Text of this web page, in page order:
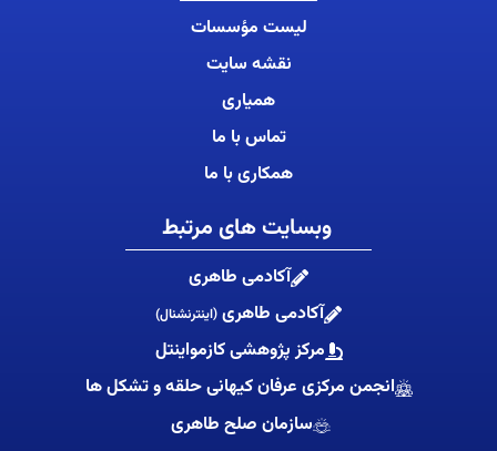
لیست مؤسسات
نقشه سایت
همیاری
تماس با ما
همکاری با ما
وبسایت های مرتبط
آکادمی طاهری
آکادمی طاهری (اینترنشنال)
مرکز پژوهشی کازمواینتل
انجمن مرکزی عرفان کیهانی حلقه و تشکل ها
سازمان صلح طاهری